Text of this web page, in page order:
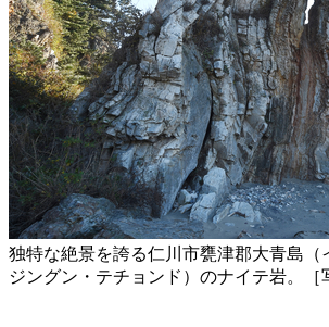
独特な絶景を誇る仁川市甕津郡大青島（
ジングン・テチョンド）のナイテ岩。